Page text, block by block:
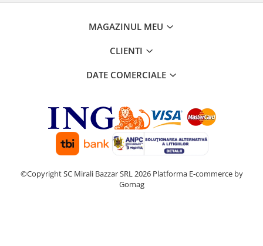
MAGAZINUL MEU
CLIENTI
DATE COMERCIALE
©Copyright SC Mirali Bazzar SRL 2026 Platforma E-commerce by
Gomag